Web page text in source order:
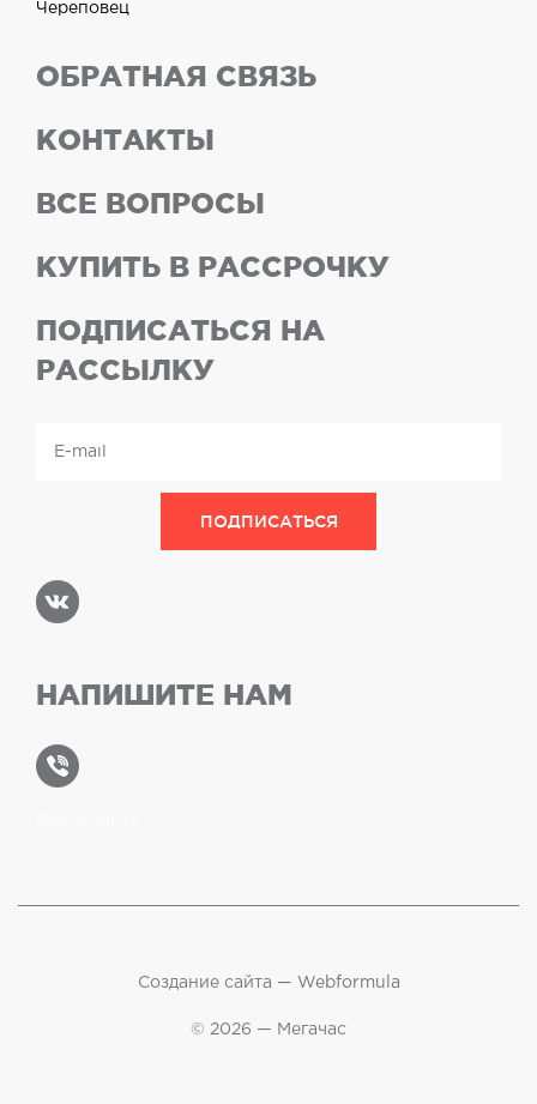
Череповец
ОБРАТНАЯ СВЯЗЬ
КОНТАКТЫ
ВСЕ ВОПРОСЫ
КУПИТЬ В РАССРОЧКУ
ПОДПИСАТЬСЯ НА
РАССЫЛКУ
НАПИШИТЕ НАМ
Создание сайта — Webformula
© 2026 — Мегачас